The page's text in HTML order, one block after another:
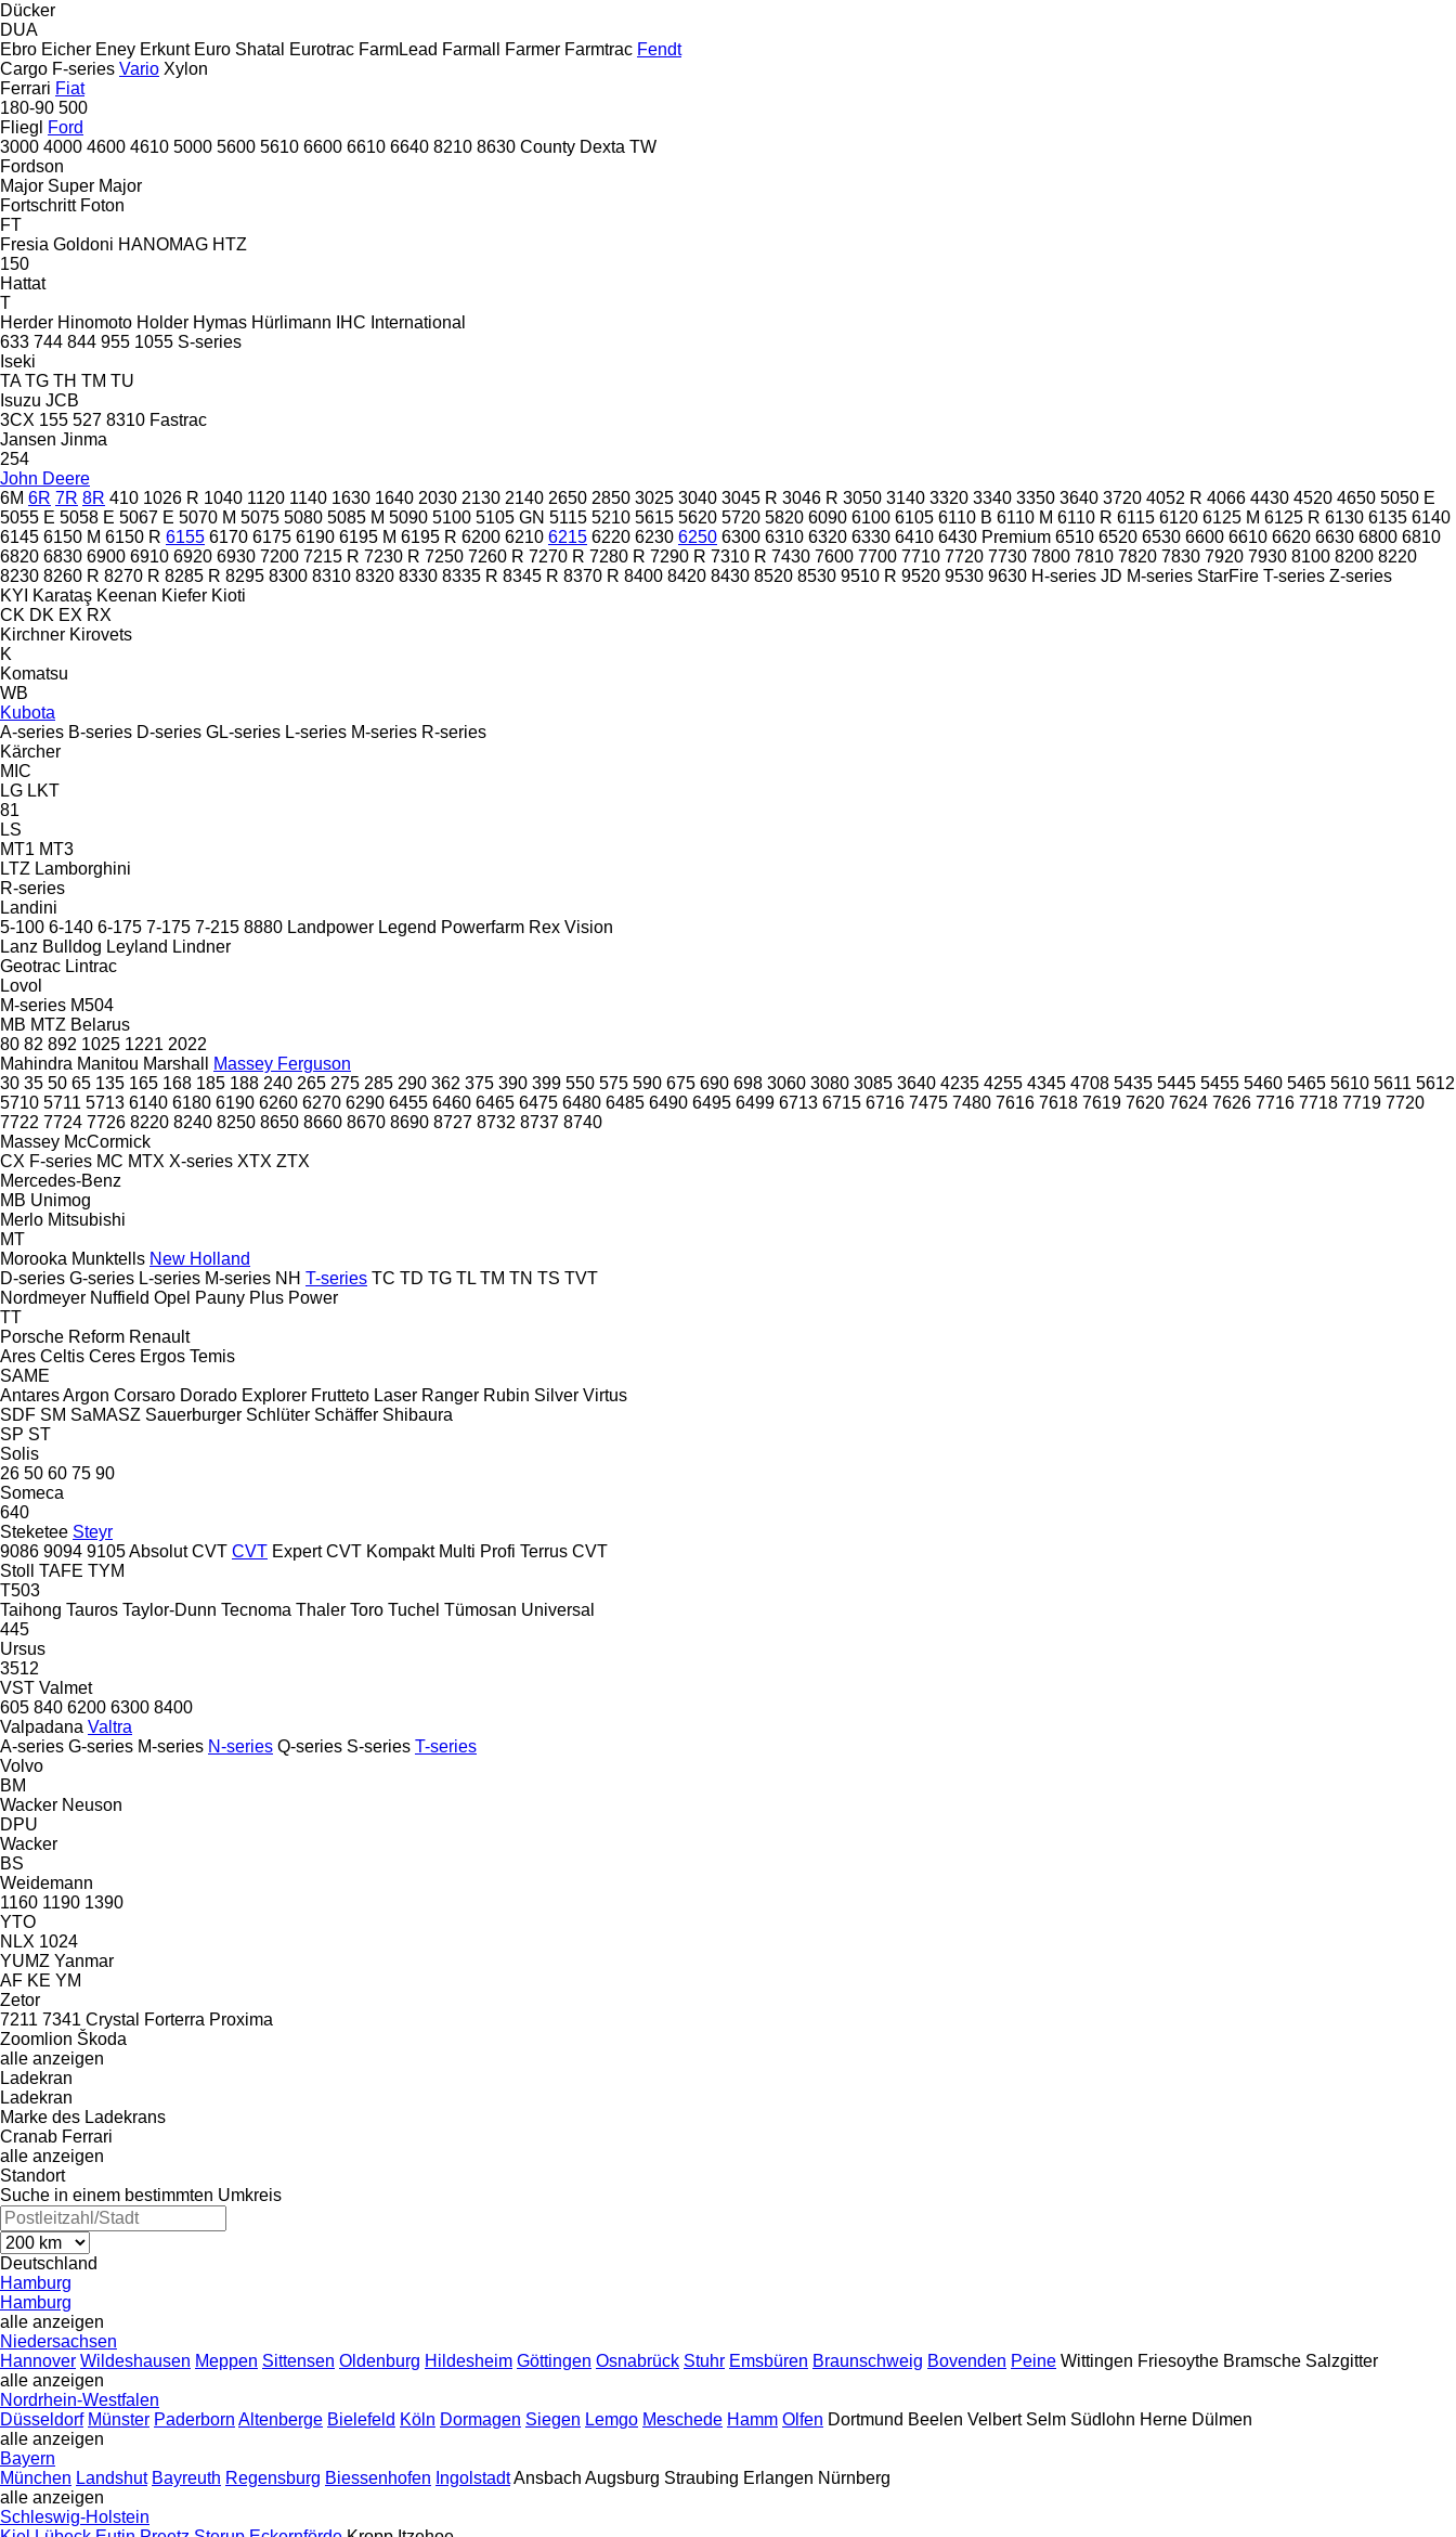
Dücker
DUA
Ebro Eicher Eney Erkunt Euro Shatal Eurotrac FarmLead Farmall Farmer Farmtrac Fendt
Cargo F-series Vario Xylon
Ferrari Fiat
180-90 500
Fliegl
Ford
3000 4000 4600 4610 5000 5600 5610 6600 6610 6640 8210 8630 County Dexta TW
Fordson
Major Super Major
Fortschritt Foton
FT
Fresia Goldoni HANOMAG HTZ
150
Hattat
T
Herder Hinomoto Holder Hymas Hürlimann IHC International
633 744 844 955 1055 S-series
Iseki
TA TG TH TM TU
Isuzu JCB
3CX 155 527 8310 Fastrac
Jansen Jinma
254
John Deere
6M 6R 7R 8R 410 1026 R 1040 1120 1140 1630 1640 2030 2130 2140 2650 2850 3025 3040 3045 R 3046 R 3050 3140 3320 3340 3350 3640 3720 4052 R 4066 4430 4520 4650 5050 E
5055 E 5058 E 5067 E 5070 M 5075 5080 5085 M 5090 5100 5105 GN 5115 5210 5615 5620 5720 5820 6090 6100 6105 6110 B 6110 M 6110 R 6115 6120 6125 M 6125 R 6130 6135 6140
6145 6150 M 6150 R 6155 6170 6175 6190 6195 M 6195 R 6200 6210 6215 6220 6230 6250 6300 6310 6320 6330 6410 6430 Premium 6510 6520 6530 6600 6610 6620 6630 6800 6810
6820 6830 6900 6910 6920 6930 7200 7215 R 7230 R 7250 7260 R 7270 R 7280 R 7290 R 7310 R 7430 7600 7700 7710 7720 7730 7800 7810 7820 7830 7920 7930 8100 8200 8220
8230 8260 R 8270 R 8285 R 8295 8300 8310 8320 8330 8335 R 8345 R 8370 R 8400 8420 8430 8520 8530 9510 R 9520 9530 9630 H-series JD M-series StarFire T-series Z-series
KYI
Karataş Keenan Kiefer Kioti
CK DK EX RX
Kirchner Kirovets
K
Komatsu
WB
Kubota
A-series B-series D-series GL-series L-series M-series R-series
Kärcher
MIC
LG LKT
81
LS
MT1 MT3
LTZ Lamborghini
R-series
Landini
5-100 6-140 6-175 7-175 7-215 8880 Landpower Legend Powerfarm Rex Vision
Lanz Bulldog Leyland Lindner
Geotrac Lintrac
Lovol
M-series M504
MB MTZ Belarus
80 82 892 1025 1221 2022
Mahindra Manitou Marshall
Massey Ferguson
30 35 50 65 135 165 168 185 188 240 265 275 285 290 362 375 390 399 550 575 590 675 690 698 3060 3080 3085 3640 4235 4255 4345 4708 5435 5445 5455 5460 5465 5610 5611 5612
5710 5711 5713 6140 6180 6190 6260 6270 6290 6455 6460 6465 6475 6480 6485 6490 6495 6499 6713 6715 6716 7475 7480 7616 7618 7619 7620 7624 7626 7716 7718 7719 7720
7722 7724 7726 8220 8240 8250 8650 8660 8670 8690 8727 8732 8737 8740
Massey McCormick
CX F-series MC MTX X-series XTX ZTX
Mercedes-Benz
MB Unimog
Merlo Mitsubishi
MT
Morooka Munktells New Holland
D-series G-series L-series M-series NH T-series TC TD TG TL TM TN TS TVT
Nordmeyer Nuffield Opel Pauny Plus Power
TT
Porsche Reform Renault
Ares Celtis Ceres Ergos Temis
SAME
AntaresArgon Corsaro Dorado Explorer Frutteto Laser Ranger Rubin Silver Virtus
SDF SM SaMASZ Sauerburger Schlüter Schäffer Shibaura
SP ST
Solis
26 50 60 75 90
Someca
640
Steketee Steyr
9086 9094 9105Absolut CVT CVT Expert CVT Kompakt Multi Profi Terrus CVT
Stoll
TAFE TYM
T503
Taihong Tauros Taylor-Dunn Tecnoma Thaler Toro Tuchel Tümosan Universal
445
Ursus
3512
VST Valmet
605 840 6200 6300 8400
Valpadana Valtra
A-series G-series M-series N-series Q-series S-series T-series
Volvo
BM
Wacker Neuson
DPU
Wacker
BS
Weidemann
1160 1190 1390
YTO
NLX 1024
YUMZ Yanmar
AF KE YM
Zetor
7211 7341 Crystal Forterra Proxima
Zoomlion Škoda
alle anzeigen
Ladekran
Ladekran
Marke des Ladekrans
Cranab Ferrari
alle anzeigen
Standort
Suche in einem bestimmten Umkreis
Deutschland
Hamburg
Hamburg
alle anzeigen
Niedersachsen
Hannover Wildeshausen Meppen Sittensen Oldenburg Hildesheim Göttingen Osnabrück Stuhr Emsbüren Braunschweig Bovenden Peine Wittingen Friesoythe Bramsche Salzgitter
alle anzeigen
Nordrhein-Westfalen
Düsseldorf Münster Paderborn Altenberge Bielefeld Köln Dormagen Siegen Lemgo Meschede Hamm Olfen Dortmund Beelen Velbert Selm Südlohn Herne Dülmen
alle anzeigen
Bayern
München Landshut Bayreuth Regensburg Biessenhofen IngolstadtAnsbach Augsburg Straubing Erlangen Nürnberg
alle anzeigen
Schleswig-Holstein